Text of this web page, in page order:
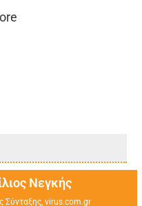
Νεγκής
Σύνταξης, virus.com.gr